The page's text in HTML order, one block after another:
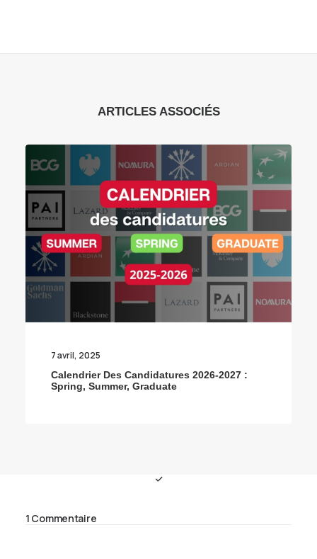
ARTICLES ASSOCIÉS
7 avril, 2025
Calendrier Des Candidatures 2026-2027 :
Spring, Summer, Graduate
1 Commentaire